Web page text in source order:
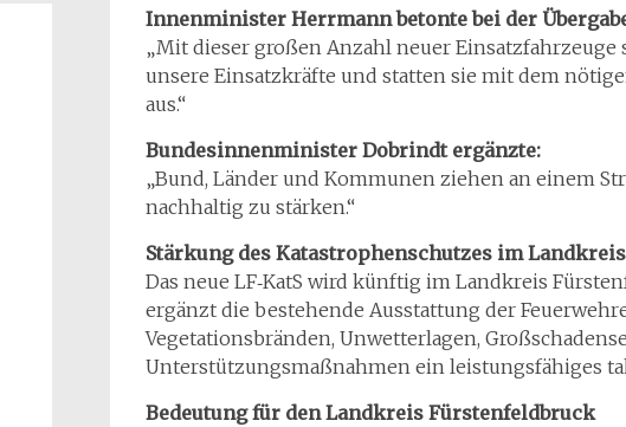
Innenminister Herrmann betonte bei der
„Mit dieser großen Anzahl neuer
unsere Einsatzkräfte und statten sie mit dem
aus.“
Bundesinnenminister Dobrindt ergänzte:
„Bund, Länder und Kommunen ziehen an einem
nachhaltig zu stärken.“
Stärkung des Katastrophenschutzes im Landkreis
Das neue LF‑KatS wird künftig im Landkreis
ergänzt die bestehende Ausstattung der
Vegetationsbränden, Unwetterlagen,
Unterstützungsmaßnahmen ein leistungsfähiges
Bedeutung für den Landkreis Fürstenfeldbruck